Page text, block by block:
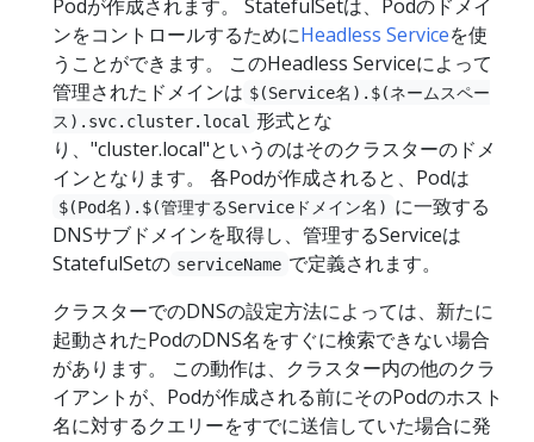
Podが作成されます。 StatefulSetは、Podのドメイ
ンをコントロールするためにHeadless Serviceを使
うことができます。 このHeadless Serviceによって
管理されたドメインは $(Service名).$(ネームスペー
ス).svc.cluster.local 形式とな
り、"cluster.local"というのはそのクラスターのドメ
インとなります。 各Podが作成されると、Podは
$(Pod名).$(管理するServiceドメイン名) に一致する
DNSサブドメインを取得し、管理するServiceは
StatefulSetの serviceName で定義されます。
クラスターでのDNSの設定方法によっては、新たに
起動されたPodのDNS名をすぐに検索できない場合
があります。 この動作は、クラスター内の他のクラ
イアントが、Podが作成される前にそのPodのホスト
名に対するクエリーをすでに送信していた場合に発